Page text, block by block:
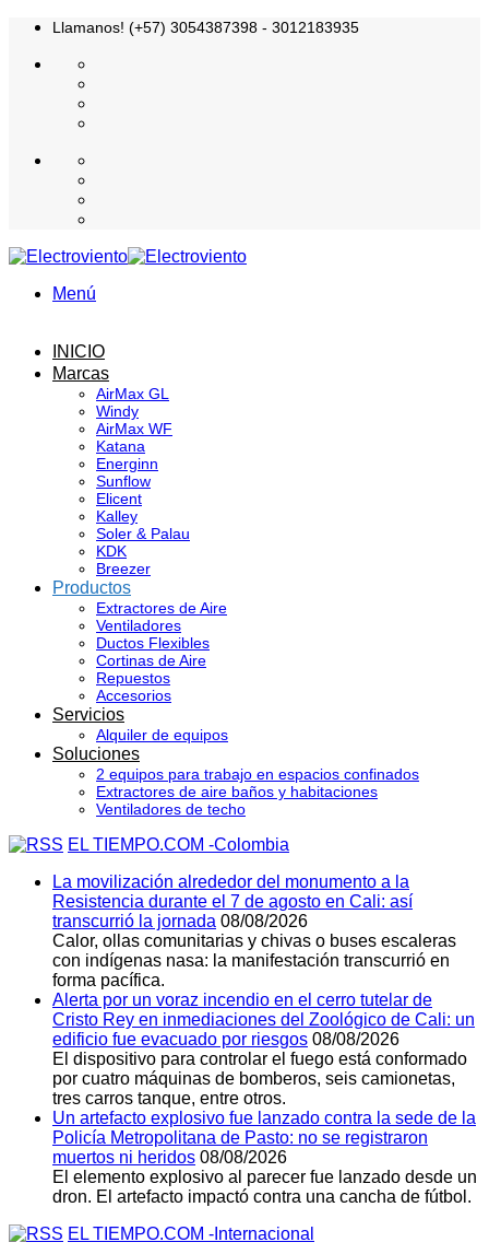
Saltar
contenido
Llamanos! (+57) 3054387398 - 3012183935
Menú
INICIO
Marcas
AirMax GL
Windy
AirMax WF
Katana
Energinn
Sunflow
Elicent
Kalley
Soler & Palau
KDK
Breezer
Productos
Extractores de Aire
Ventiladores
Ductos Flexibles
Cortinas de Aire
Repuestos
Accesorios
Servicios
Alquiler de equipos
Soluciones
2 equipos para trabajo en espacios confinados
Extractores de aire baños y habitaciones
Ventiladores de techo
EL TIEMPO.COM -Colombia
La movilización alrededor del monumento a la
Resistencia durante el 7 de agosto en Cali: así
transcurrió la jornada 08/08/2026
Calor, ollas comunitarias y chivas o buses escaleras
con indígenas nasa: la manifestación transcurrió en
forma pacífica.
Alerta por un voraz incendio en el cerro tutelar de
Cristo Rey en inmediaciones del Zoológico de Cali: un
edificio fue evacuado por riesgos 08/08/2026
El dispositivo para controlar el fuego está conformado
por cuatro máquinas de bomberos, seis camionetas,
tres carros tanque, entre otros.
Un artefacto explosivo fue lanzado contra la sede de la
Policía Metropolitana de Pasto: no se registraron
muertos ni heridos 08/08/2026
El elemento explosivo al parecer fue lanzado desde un
dron. El artefacto impactó contra una cancha de fútbol.
EL TIEMPO.COM -Internacional